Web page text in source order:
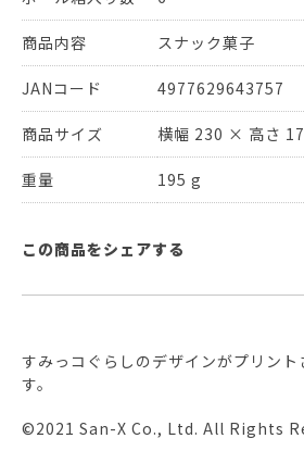
商品内容 スナック菓子
JANコード 4977629643757
商品サイズ 横幅 230 × 高さ
重量 195 g
この商品をシェアする
すみっコぐらしのデザインがプリン
す。
©2021 San-X Co., Ltd. All Rights